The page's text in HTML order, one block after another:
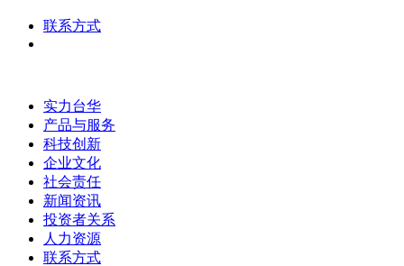
联系方式
实力台华
产品与服务
科技创新
企业文化
社会责任
新闻资讯
投资者关系
人力资源
联系方式